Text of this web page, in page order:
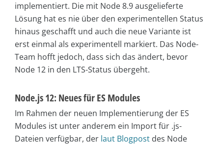
implementiert. Die mit Node 8.9 ausgelieferte
Lösung hat es nie über den experimentellen Status
hinaus geschafft und auch die neue Variante ist
erst einmal als experimentell markiert. Das Node-
Team hofft jedoch, dass sich das ändert, bevor
Node 12 in den LTS-Status übergeht.
Node.js 12: Neues für ES Modules
Im Rahmen der neuen Implementierung der ES
Modules ist unter anderem ein Import für .js-
Dateien verfügbar, der laut Blogpost des Node